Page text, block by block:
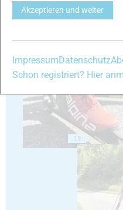
19
Akzeptieren und weiter
ImpressumDatenschutz
Schon registriert? Hier